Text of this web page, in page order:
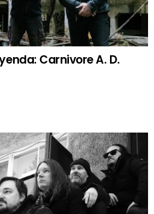
Carnivore A. D.